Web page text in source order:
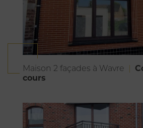
Maison 2 façades à Wavre
cours